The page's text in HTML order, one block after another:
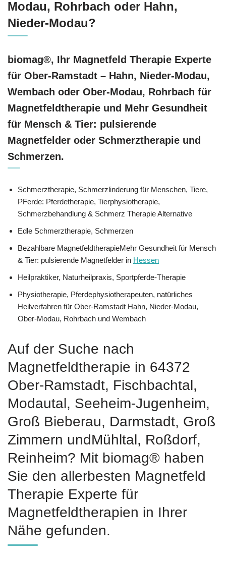
Modau, Rohrbach oder Hahn,
Nieder-Modau?
biomag®, Ihr Magnetfeld Therapie Experte
für Ober-Ramstadt – Hahn, Nieder-Modau,
Wembach oder Ober-Modau, Rohrbach für
Magnetfeldtherapie und Mehr Gesundheit
für Mensch & Tier: pulsierende
Magnetfelder oder Schmerztherapie und
Schmerzen.
Schmerztherapie, Schmerzlinderung für Menschen, Tiere,
PFerde: Pferdetherapie, Tierphysiotherapie,
Schmerzbehandlung & Schmerz Therapie Alternative
Edle Schmerztherapie, Schmerzen
Bezahlbare MagnetfeldtherapieMehr Gesundheit für Mensch
& Tier: pulsierende Magnetfelder in Hessen
Heilpraktiker, Naturheilpraxis, Sportpferde-Therapie
Physiotherapie, Pferdephysiotherapeuten, natürliches
Heilverfahren für Ober-Ramstadt Hahn, Nieder-Modau,
Ober-Modau, Rohrbach und Wembach
Auf der Suche nach
Magnetfeldtherapie in 64372
Ober-Ramstadt, Fischbachtal,
Modautal, Seeheim-Jugenheim,
Groß Bieberau, Darmstadt, Groß
Zimmern undMühltal, Roßdorf,
Reinheim? Mit biomag® haben
Sie den allerbesten Magnetfeld
Therapie Experte für
Magnetfeldtherapien in Ihrer
Nähe gefunden.